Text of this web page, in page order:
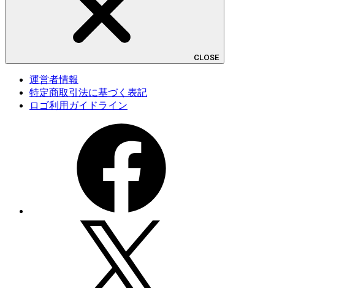
CLOSE
運営者情報
特定商取引法に基づく表記
ロゴ利用ガイドライン